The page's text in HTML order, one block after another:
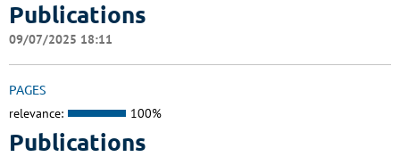
Publications
09/07/2025 18:11
PAGES
relevance: 100%
Publications